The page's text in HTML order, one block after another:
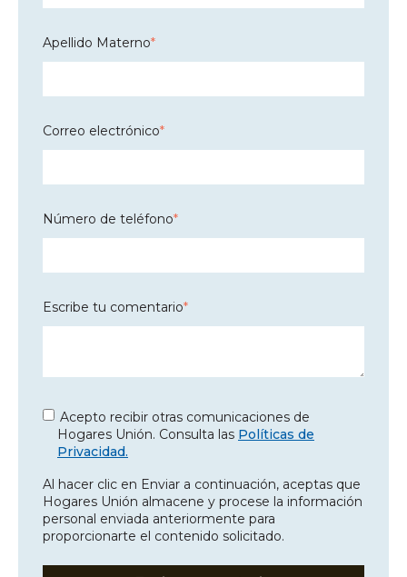
Apellido Materno*
Correo electrónico*
Número de teléfono*
Escribe tu comentario*
Acepto recibir otras comunicaciones de
Hogares Unión. Consulta las Políticas de
Privacidad.
Al hacer clic en Enviar a continuación, aceptas que
Hogares Unión almacene y procese la información
personal enviada anteriormente para
proporcionarte el contenido solicitado.